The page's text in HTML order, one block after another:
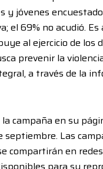
y jóvenes
69% no acudió. Es
al ejercicio de los
prevenir la
a través de la
campaña en su
septiembre. Las
compartirán en